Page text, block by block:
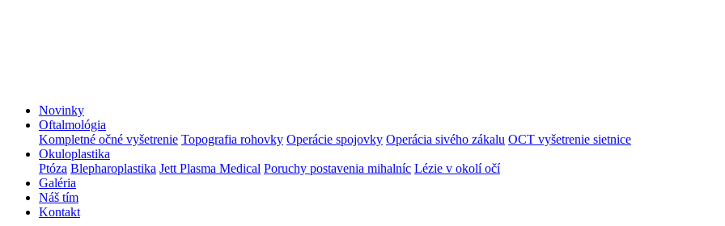
Novinky
Oftalmológia
Kompletné očné vyšetrenie Topografia rohovky Operácie spojovky Operácia sivého zákalu OCT vyšetrenie sietnice
Okuloplastika
Ptóza Blepharoplastika Jett Plasma Medical Poruchy postavenia mihalníc Lézie v okolí očí
Galéria
Náš tím
Kontakt